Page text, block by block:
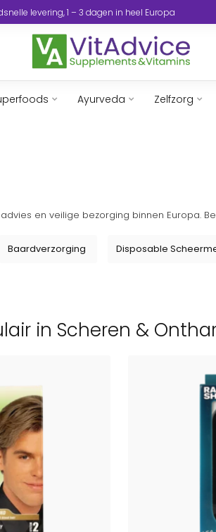
levering, 1 – 3 dagen in heel Europa
Ayurveda Zelfzorg
en veilige bezorging binnen Europa.
Baardverzorging Disposable
in Scheren &